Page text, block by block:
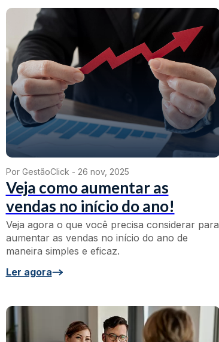
Por GestãoClick - 26 nov, 2025
Veja como aumentar as
vendas no início do ano!
Veja agora o que você precisa considerar para
aumentar as vendas no início do ano de
maneira simples e eficaz.
Ler agora